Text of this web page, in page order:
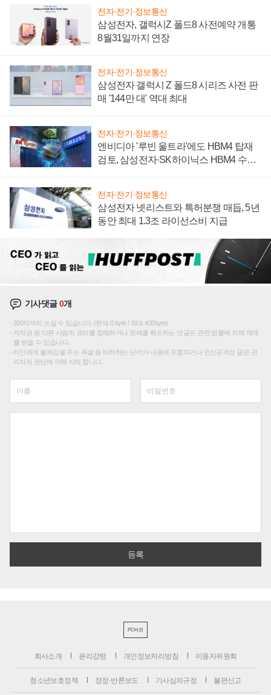
전자·전기·정보통신
삼성전자, 갤럭시Z 폴드8 사전예약 개통
8월31일까지 연장
전자·전기·정보통신
삼성전자 갤럭시 Z 폴드8 시리즈 사전 판
매 '144만 대' 역대 최대
전자·전기·정보통신
엔비디아 '루빈 울트라'에도 HBM4 탑재
검토, 삼성전자·SK하이닉스 HBM4 수율
전자·전기·정보통신
삼성전자 넷리스트와 특허분쟁 매듭, 5년
동안 최대 1.3조 라이선스비 지급
기사댓글0개
200자까지 쓰실 수 있습니다. (현재 0 byte / 최대 400byte)
저작권 등 다른 사람의 권리를 침해하거나 명예를 훼손하는 댓글은 관련 법률에 의해 제재
를 받을 수 있습니다.
타인에게 불쾌감을 주는 욕설 등 비하하는 단어가 내용에 포함되거나 인신공격성 글은 관
리자의 판단에 의해 삭제 합니다.
PC버전
회사소개 윤리강령 개인정보처리방침 이용자위원회
청소년보호정책 정정·반론보도 기사심의규정 불편신고